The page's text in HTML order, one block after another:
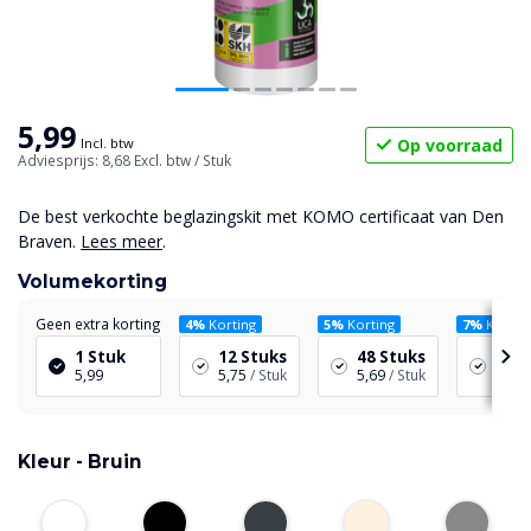
5,99 Incl. btw
Adviesprijs: 8,68 Excl. btw/ Stuk
Op voorraad
De best verkochte beglazingskit met KOMO certificaat van Den
Braven. Lees meer.
Volumekorting
Geen extra korting
1 Stuk
5,99
4% Korting
12 Stuks
5,75 / Stuk
5% Korting
48 Stuks
5,69/ Stuk
7%
96
Kleur - Bruin